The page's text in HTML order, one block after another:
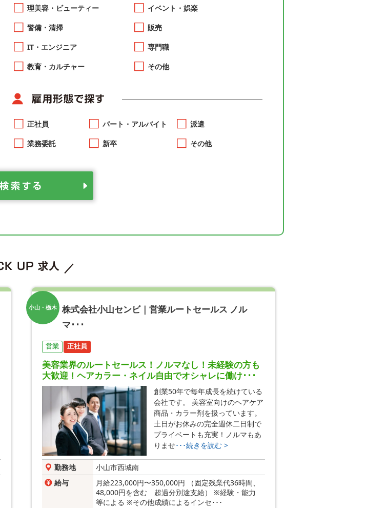
理美容・ビューティー
警備・清掃
IT・エンジニア
教育・カルチャー
イベント・娯楽
販売
専門職
その他
正社員
業務委託
パート・アルバイト
新卒
派遣
その他
株式会社小山センビ｜営業ルートセールス ノル
マ･･･
小山・栃木
営業 正社員
美容業界のルートセールス！ノルマなし！未経験の方も
大歓迎！ヘアカラー・ネイル自由でオシャレに働け･･･
創業50年で毎年成長を続けている
会社です。 美容室向けのヘアケア
商品・カラー剤を扱っています。
土日がお休みの完全週休二日制で
プライベートも充実！ノルマもあ
りませ･･･続きを読む >
勤務地
小山市西城南
給与
月給223,000円〜350,000円 （固定残業代36時間、
48,000円を含む 超過分別途支給） ※経験・能力
等による ※その他成績によるインセ･･･